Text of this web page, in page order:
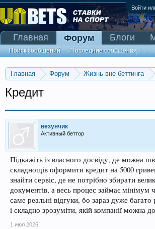
Войти
Главная Форум
Жизнь вне беттинга
Кредит
везунчик
Активный беттор
Підкажіть із власного досвіду, де можна
складнощів оформити кредит на 5000
знайти сервіс, де не потрібно збирати
документів, а весь процес займає мінімум
саме реальні відгуки, бо зараз дуже багато
і складно зрозуміти, якій компанії можна
1 июл 2026
Главная Форум
Поиск сообщений Последние сообщения
Блоги
Сканер